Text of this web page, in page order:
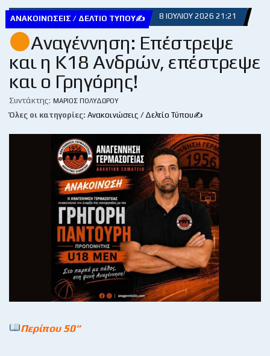
ΑΝΑΚΟΙΝΏΣΕΙΣ / ΔΕΛΤΊΟ ΤΎΠΟΥ✍ 8 ΙΟΥΛΊΟΥ 2026 21:21
Αναγέννηση: Επέστρεψε
και η Κ18 Ανδρών, επέστρεψε
και ο Γρηγόρης!
Συντάκτης: ΜΆΡΙΟΣ ΠΟΛΥΔΏΡΟΥ
Όλες οι κατηγορίες: Ανακοινώσεις / Δελτίο Τύπου✍
Περίπου 50“